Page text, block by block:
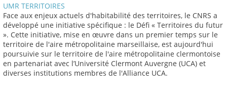
UMR TERRITOIRES
Face aux enjeux actuels d'habitabilité des territoires, le CNRS a
développé une initiative spécifique : le Défi « Territoires du futur
». Cette initiative, mise en œuvre dans un premier temps sur le
territoire de l'aire métropolitaine marseillaise, est aujourd'hui
poursuivie sur le territoire de l'aire métropolitaine clermontoise
en partenariat avec l’Université Clermont Auvergne (UCA) et
diverses institutions membres de l'Alliance UCA.